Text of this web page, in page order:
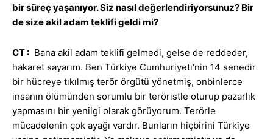
bir süreç yaşanıyor. Siz nasıl değerlendiriyorsunuz? Bir
de size akil adam teklifi geldi mi?
CT : Bana akil adam teklifi gelmedi, gelse de reddeder,
hakaret sayarım. Ben Türkiye Cumhuriyeti’nin 14 senedir
bir hücreye tıkılmış terör örgütü yönetmiş, onbinlerce
insanın ölümünden sorumlu bir teröristle oturup pazarlık
yapmasını bir yenilgi olarak görüyorum. Terörle
mücadelenin çok ayağı vardır. Bunların hiçbirini Türkiye